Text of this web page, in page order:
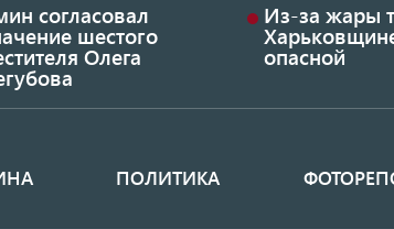
согласовал
шестого
Олега
Из-за жары
опасной
ПОЛИТИКА